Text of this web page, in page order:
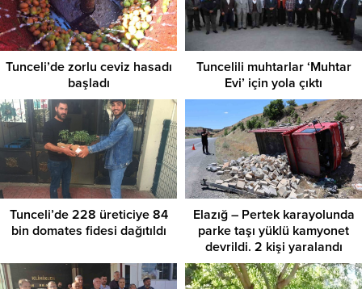
Tunceli’de zorlu ceviz hasadı
başladı
Tuncelili muhtarlar ‘Muhtar
Evi’ için yola çıktı
Tunceli’de 228 üreticiye 84
bin domates fidesi dağıtıldı
Elazığ – Pertek karayolunda
parke taşı yüklü kamyonet
devrildi. 2 kişi yaralandı